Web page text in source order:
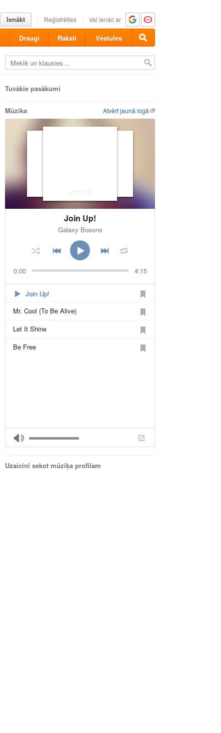
Ienākt Reģistrēties Vai ienāc ar
Draugi Raksti Vēstules
Tuvākie pasākumi
Atvērt jaunā logā
Mūzika
Join Up!
Join Up!
Galaxy Bosons
0:00 4:15
Join Up!
Mr. Cool (To Be Alive)
Let It Shine
Be Free
Uzaicini sekot mūziķa profilam